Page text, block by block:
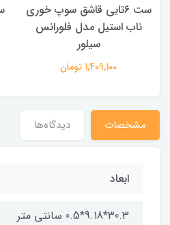
ست ۶تایی قاشق سوپ خوری
ناب استیل مدل فلورانس
سیلور
1,409,100 تومان
مشخصات دیدگاه‌ها
ابعاد
30.3*9.18*0.5 سانتی متر